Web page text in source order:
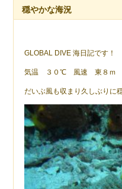
穏やかな海況
GLOBAL DIVE 海日記です！
気温 ３０℃ 風速 東８ｍ
だいぶ風も収まり久しぶりに